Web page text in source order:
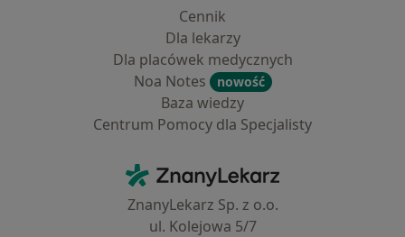
Cennik
Dla lekarzy
Dla placówek medycznych
Noa Notes
nowość
Baza wiedzy
Centrum Pomocy dla Specjalisty
ZnanyLekarz - Strona główna
ZnanyLekarz Sp. z o.o.
ul. Kolejowa 5/7